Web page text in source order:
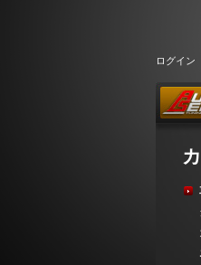
ログイン